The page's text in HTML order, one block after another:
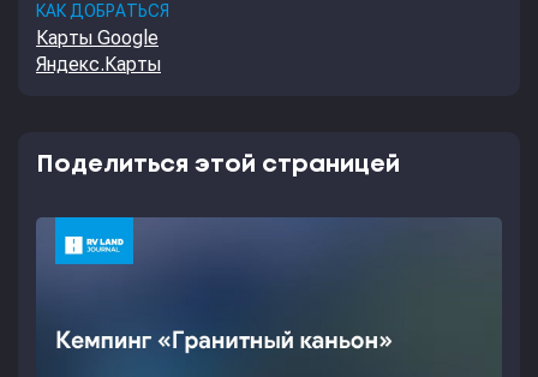
КАК ДОБРАТЬСЯ
Карты Google
Яндекс.Карты
Поделиться этой страницей